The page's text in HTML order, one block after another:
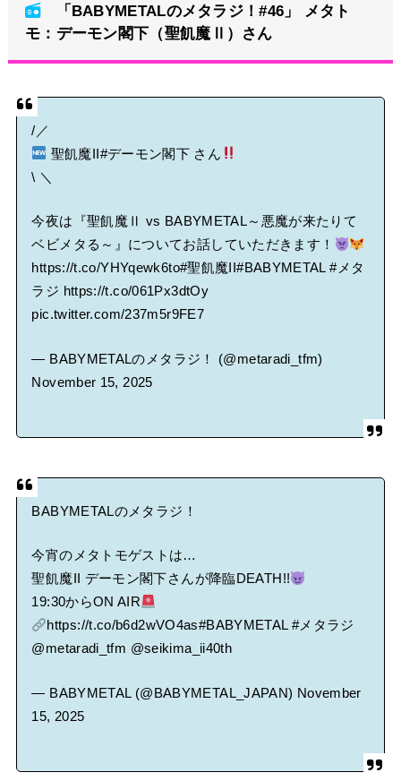
BABYMETAL「CANNONBALL外伝」グッズ販売決定
Powered by livedoor 相互RSS
「BABYMETALのメタラジ！#46」 メタト
モ：デーモン閣下（聖飢魔Ⅱ）さん
/／
聖飢魔II #デーモン閣下 さん
\ ＼
今夜は『聖飢魔Ⅱ vs BABYMETAL～悪魔が来たりて
ベビメタる～』についてお話していただきます！
https://t.co/YHYqewk6to#聖飢魔II#BABYMETAL #メタ
ラジ https://t.co/061Px3dtOy
pic.twitter.com/237m5r9FE7
— BABYMETALのメタラジ！ (@metaradi_tfm)
November 15, 2025
BABYMETALのメタラジ！
今宵のメタトモゲストは…
聖飢魔II デーモン閣下さんが降臨DEATH!!
19:30からON AIR
https://t.co/b6d2wVO4as#BABYMETAL #メタラジ
@metaradi_tfm @seikima_ii40th
— BABYMETAL (@BABYMETAL_JAPAN) November
15, 2025